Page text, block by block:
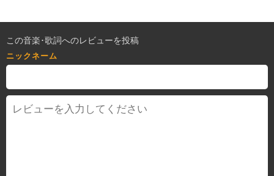
この音楽･歌詞へのレビューを投稿
ニックネーム